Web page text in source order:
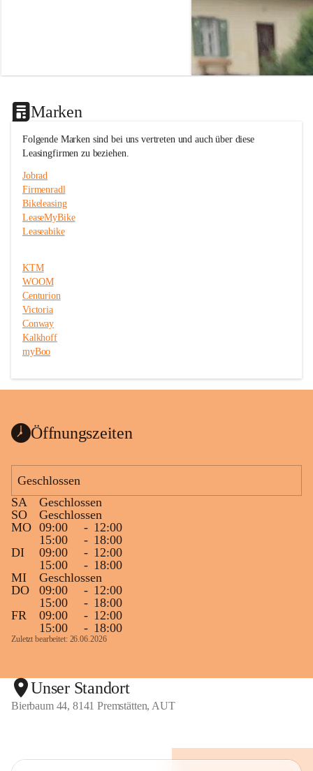
r
i
c
e
l
&
S
e
r
T
Marken
Folgende Marken sind bei uns vertreten und auch über diese
Leasingfirmen zu beziehen.
Jobrad
Firmenradl
Bikeleasing
LeaseMyBike
Leaseabike
KTM
WOOM
Centurion
Victoria
Conway
Kalkhoff
myBoo
Öffnungszeiten
Geschlossen
SA
Geschlossen
SO
Geschlossen
MO 09:00 - 12:00
15:00
- 18:00
DI
09:00 - 12:00
15:00
- 18:00
MI
Geschlossen
DO
09:00 - 12:00
15:00
- 18:00
FR
09:00 - 12:00
15:00
- 18:00
Zuletzt bearbeitet: 26.06.2026
Unser Standort
Bierbaum 44, 8141 Premstätten, AUT